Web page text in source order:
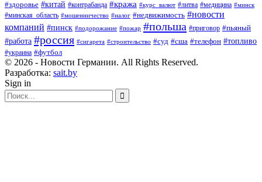
#здоровье #китай #контрабанда #кража #курс_валют #литва #медицина #минск
#минская_область #мошенничество #налог #недвижимость #новости
компаний #пинск #подорожание #пожар #польша #приговор #пьяный
#работа #россия #сигарета #строительство #суд #сша #телефон #топливо
#украина #футбол
© 2026 - Новости Германии. All Rights Reserved.
Разработка: sait.by
Sign in